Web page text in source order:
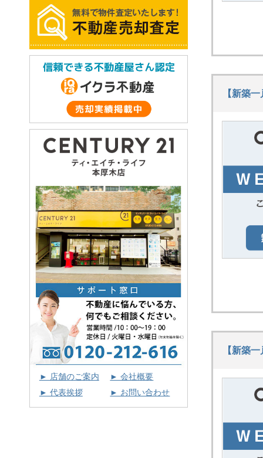
くお願いいたします。 ・年末最終営業
日 2022年12月27日（火）まで ・年
始営業開始日 2023年 1月 5日（木）
から なお、2022年12月28日（水）～
させていただきます。 ご迷惑をおかけし
ますが、ご容赦くださいますようお願いい
► 店舗のご案内
► 会社概要
► 代表挨拶
► お問い合わせ
【新築
【新築